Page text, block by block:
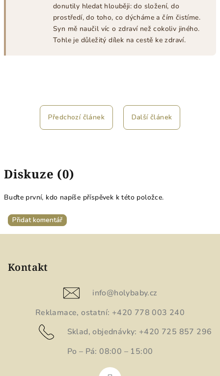
donutily hledat hlouběji: do složení, do
prostředí, do toho, co dýcháme a čím čistíme.
Syn mě naučil víc o zdraví než cokoliv jiného.
Tohle je důležitý dílek na cestě ke zdraví.
Předchozí článek Další článek
Diskuze (0)
Buďte první, kdo napíše příspěvek k této položce.
Přidat komentář
Kontakt
info@holybaby.cz
Reklamace, ostatní: +420 778 003 240
Sklad, objednávky: +420 725 857 296
Po – Pá: 08:00 – 15:00